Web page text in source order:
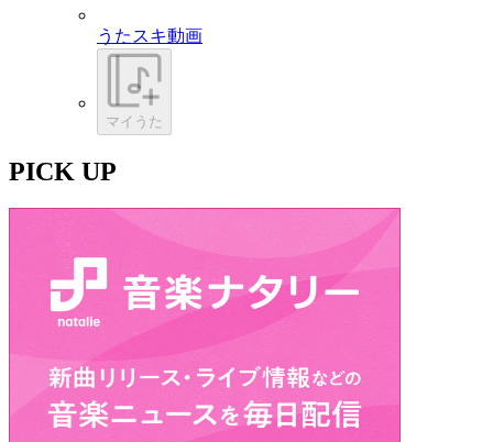
うたスキ動画
マイうた
PICK UP